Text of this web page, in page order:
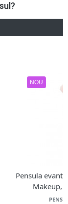
NOU
Pensula
Makeup,